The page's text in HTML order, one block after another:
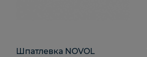
Шпатлевка NOVOL